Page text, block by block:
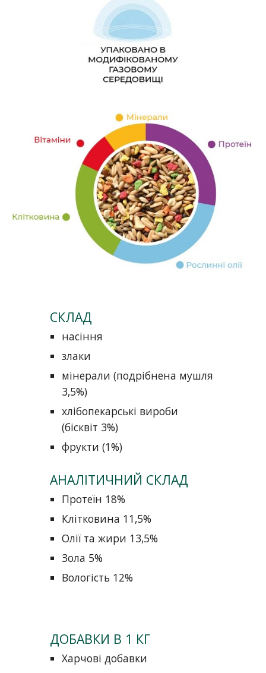
СКЛАД
насіння
злаки
мінерали (подрібнена мушля
3,5%)
хлібопекарські вироби
(бісквіт 3%)
фрукти (1%)
АНАЛІТИЧНИЙ СКЛАД
Протеїн 18%
Клітковина 11,5%
Олії та жири 13,5%
Зола 5%
Вологість 12%
ДОБАВКИ В 1 КГ
Харчові добавки